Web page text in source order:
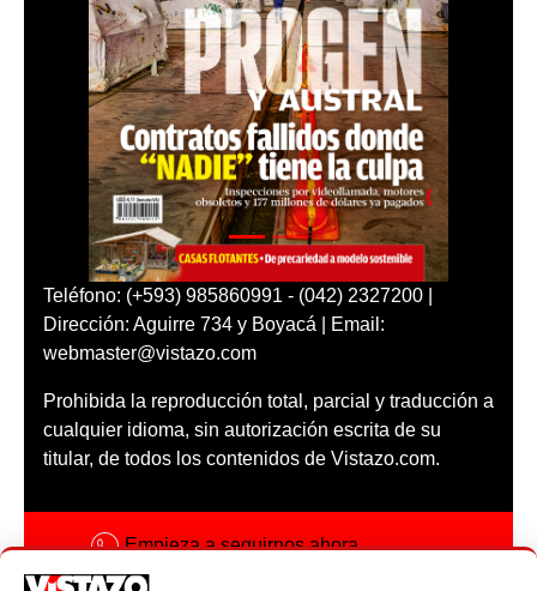
Teléfono: (+593) 985860991 - (042) 2327200 |
Dirección: Aguirre 734 y Boyacá | Email:
webmaster@vistazo.com
Prohibida la reproducción total, parcial y traducción a
cualquier idioma, sin autorización escrita de su
titular, de todos los contenidos de Vistazo.com.
Empieza a seguirnos ahora